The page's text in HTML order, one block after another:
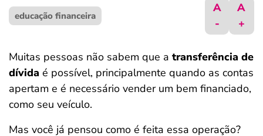
ferramentas
educação financeira
A
-
A
+
Muitas pessoas não sabem que a transferência de
dívida é possível, principalmente quando as contas
apertam e é necessário vender um bem financiado,
como seu veículo.
Mas você já pensou como é feita essa operação?